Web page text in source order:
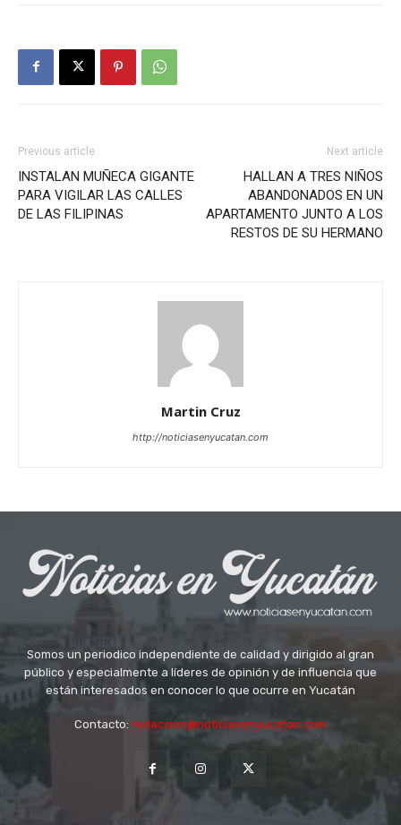
Previous article
INSTALAN MUÑECA GIGANTE
PARA VIGILAR LAS CALLES
DE LAS FILIPINAS
Next article
HALLAN A TRES NIÑOS
ABANDONADOS EN UN
APARTAMENTO JUNTO A LOS
RESTOS DE SU HERMANO
Martin Cruz
http://noticiasenyucatan.com
Somos un periodico independiente de calidad y dirigido al gran
público y especialmente a líderes de opinión y de influencia que
están interesados en conocer lo que ocurre en Yucatán
Contacto: redaccion@noticiasenyucatan.com